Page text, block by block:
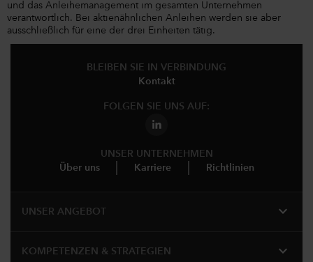
und das Anleihemanagement im gesamten Unternehmen
verantwortlich. Bei aktienähnlichen Anleihen werden sie aber
ausschließlich für eine der drei Einheiten tätig.
BLEIBEN SIE IN VERBINDUNG
Kontakt
FOLGEN SIE UNS AUF:
UNSER UNTERNEHMEN
Über uns
Karriere Richtlinien
UNSER ANGEBOT expand_more
KOMPETENZEN & STRATEGIEN expand_more